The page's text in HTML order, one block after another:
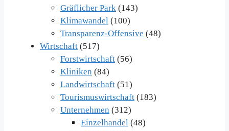
Gräflicher Park (143)
Klimawandel (100)
Transparenz-Offensive (48)
Wirtschaft (517)
Forstwirtschaft (56)
Kliniken (84)
Landwirtschaft (51)
Tourismuswirtschaft (183)
Unternehmen (312)
Einzelhandel (48)